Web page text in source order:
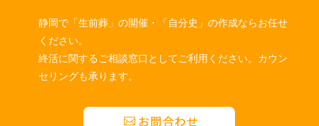
静岡で「生前葬」の開催・「自分史」の作成ならお任せ
ください。
終活に関するご相談窓口としてご利用ください。カウン
セリングも承ります。
お問合わせ